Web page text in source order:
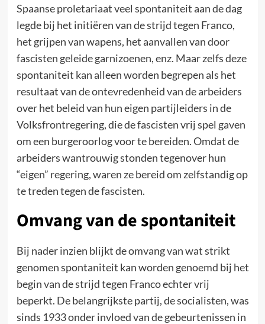
Spaanse proletariaat veel spontaniteit aan de dag
legde bij het initiëren van de strijd tegen Franco,
het grijpen van wapens, het aanvallen van door
fascisten geleide garnizoenen, enz. Maar zelfs deze
spontaniteit kan alleen worden begrepen als het
resultaat van de ontevredenheid van de arbeiders
over het beleid van hun eigen partijleiders in de
Volksfrontregering, die de fascisten vrij spel gaven
om een burgeroorlog voor te bereiden. Omdat de
arbeiders wantrouwig stonden tegenover hun
“eigen” regering, waren ze bereid om zelfstandig op
te treden tegen de fascisten.
Omvang van de spontaniteit
Bij nader inzien blijkt de omvang van wat strikt
genomen spontaniteit kan worden genoemd bij het
begin van de strijd tegen Franco echter vrij
beperkt. De belangrijkste partij, de socialisten, was
sinds 1933 onder invloed van de gebeurtenissen in